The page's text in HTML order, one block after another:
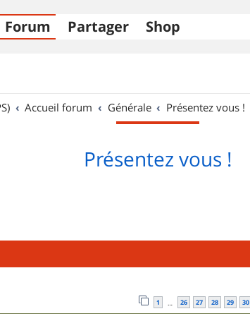
Forum Partager Shop
Accueil forum Générale Présentez vous !
Présentez vous !
1 … 26 27 28 29 30